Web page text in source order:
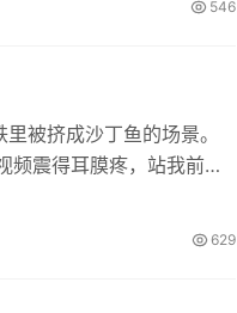
546
被挤成沙丁鱼的场景。
频震得耳膜疼，站我前面
629